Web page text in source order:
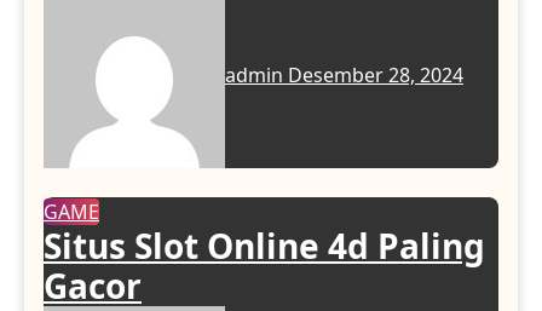
admin Desember 28, 2024
GAME
Situs Slot Online 4d Paling
Gacor